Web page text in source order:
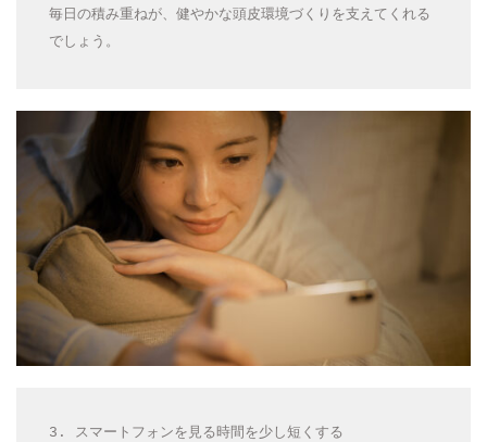
毎日の積み重ねが、健やかな頭皮環境づくりを支えてくれる
でしょう。
3. スマートフォンを見る時間を少し短くする